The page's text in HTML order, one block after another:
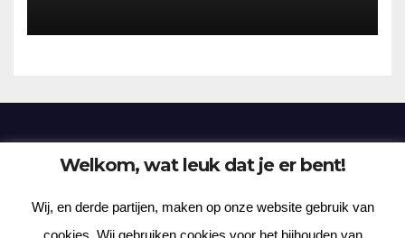
Frenzy Plantation
Korte verhalen, kortere gedichten, lange gedachten
Welkom, wat leuk dat je er bent!
Wij, en derde partijen, maken op onze website gebruik van
cookies. Wij gebruiken cookies voor het bijhouden van